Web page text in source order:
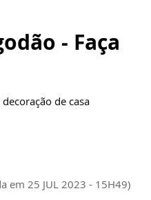
- Faça
de casa
em 25 JUL 2023 - 15H49)